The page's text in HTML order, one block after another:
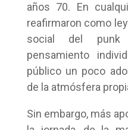
años 70. En
reafirmaron como
social del punk
pensamiento
público un poco
de la atmósfera
Sin embargo, más